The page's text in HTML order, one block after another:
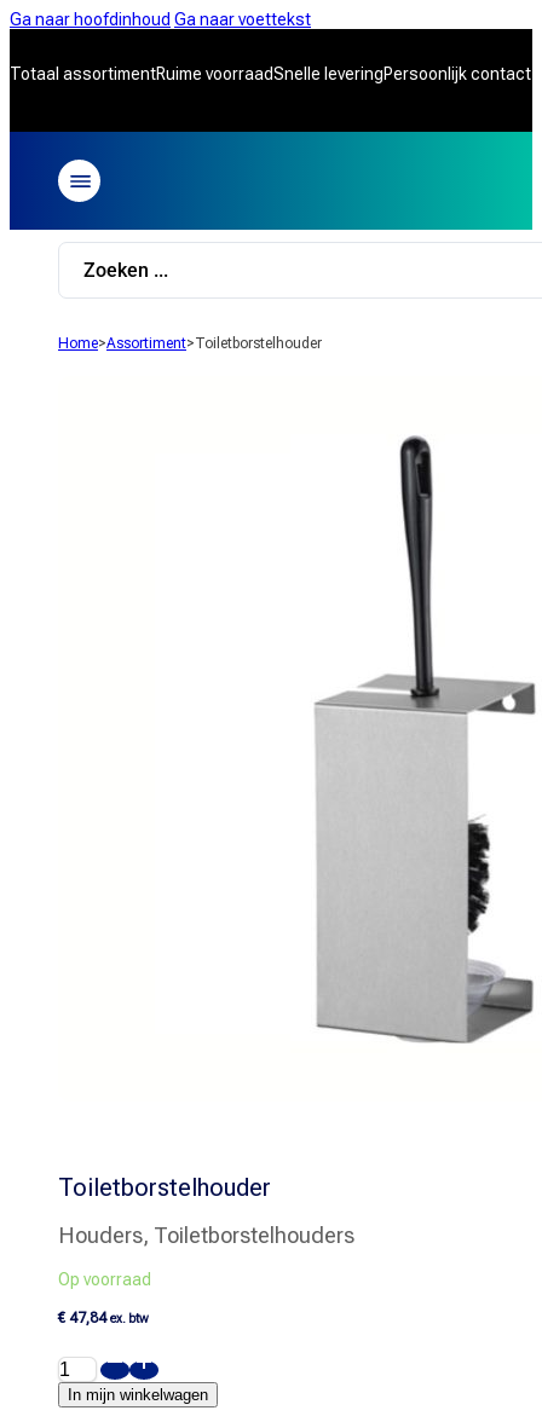
Ga naar hoofdinhoud Ga naar voettekst
Totaal assortimentRuime voorraadSnelle leveringPersoonlijk contact
Search
Home>Assortiment>Toiletborstelhouder
Toiletborstelhouder
Houders, Toiletborstelhouders
Op voorraad
€47,84 ex. btw
Toiletborstelhouder
aantal
In mijn winkelwagen